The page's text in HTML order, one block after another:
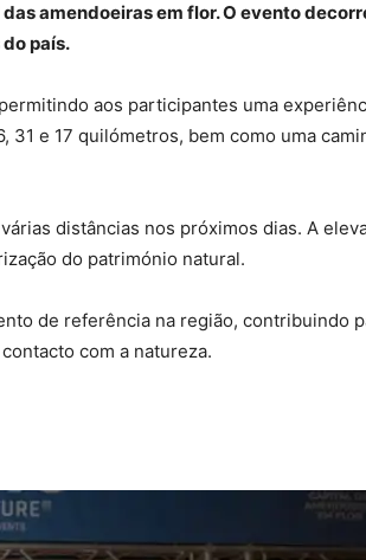
amendoeiras em flor. O evento
país.
aos participantes uma
e 17 quilómetros, bem como uma
distâncias nos próximos dias. A
do património natural.
de referência na região, contribuindo
com a natureza.